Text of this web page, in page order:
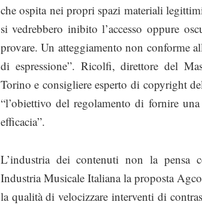
che ospita nei propri spazi materiali
si vedrebbero inibito l’accesso oppure
provare. Un atteggiamento non conforme
di espressione”. Ricolfi, direttore del
Torino e consigliere esperto di copyright
“l’obiettivo del regolamento di fornire
efficacia”.
L’industria dei contenuti non la pensa
Industria Musicale Italiana la proposta
la qualità di velocizzare interventi di